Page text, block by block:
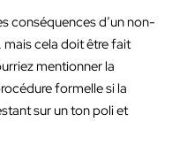
conséquences d’un non-
cela doit être fait
mentionner la
formelle si la
sur un ton poli et